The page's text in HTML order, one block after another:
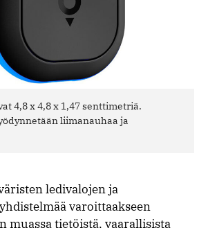
4,8 x 4,8 x 1,47 senttimetriä.
liimanauhaa ja
ledivalojen ja
varoittaakseen
muassa tietöistä, vaarallisista